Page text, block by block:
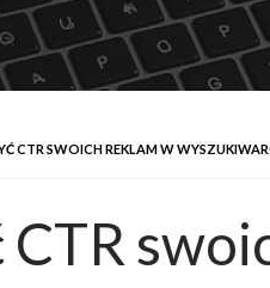
CTR SWOICH REKLAM W